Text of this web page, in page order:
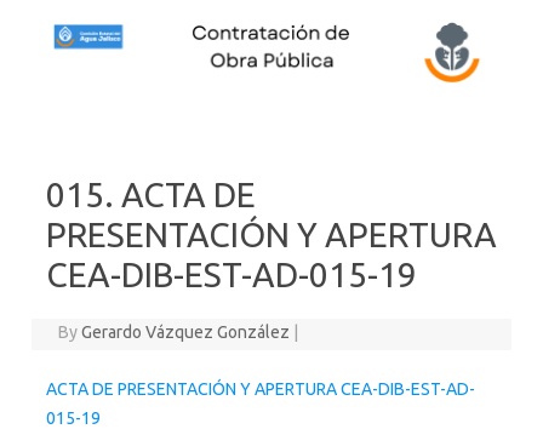
015. ACTA DE
PRESENTACIÓN Y APERTURA
CEA-DIB-EST-AD-015-19
ByGerardo Vázquez González
ACTA DE PRESENTACIÓN Y APERTURA CEA-DIB-EST-AD-
015-19